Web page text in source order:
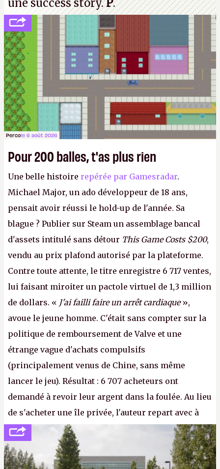
une success story.P.
Percole 6 août 2026
Pour 200 balles, t'as plus rien
Une belle histoire repérée par Gamesradar.
Michael Major, un ado développeur de 18 ans,
pensait avoir réussi le hold-up de l'année. Sa
blague ? Publier sur Steam un assemblage bancal
d'assets intitulé sans détour This Game Costs $200,
vendu au prix plafond autorisé par la plateforme.
Contre toute attente, le titre enregistre 6 717 ventes,
lui faisant miroiter un pactole virtuel de 1,3 million
de dollars. « J'ai failli faire un arrêt cardiaque»,
avoue le jeune homme. C'était sans compter sur la
politique de remboursement de Valve et une
étrange vague d'achats compulsifs
(principalement venus de Chine, sans même
lancer le jeu). Résultat : 6 707 acheteurs ont
demandé à revoir leur argent dans la foulée. Au lieu
de s'acheter une île privée, l'auteur repart avec à
peine 2 000 dollars en poche. C'est toujours plus
cher payé que le temps passé à dev, mais ça
apprendra aux petits malins qu'on ne braque pas